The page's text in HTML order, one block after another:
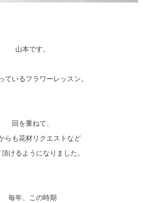
山本です。
ているフラワーレッスン。
回を重ねて、
らも花材リクエストなど
けるようになりました。
毎年、この時期